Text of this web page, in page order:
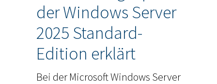
der Windows Server
2025 Standard-
Edition erklärt
Bei der Microsoft Windows Server